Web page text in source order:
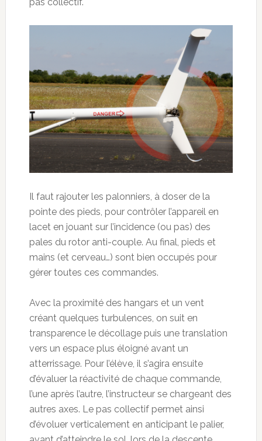
Il faut rajouter les palonniers, à doser de la
pointe des pieds, pour contrôler l’appareil en
lacet en jouant sur l’incidence (ou pas) des
pales du rotor anti-couple. Au final, pieds et
mains (et cerveau…) sont bien occupés pour
gérer toutes ces commandes.
Avec la proximité des hangars et un vent
créant quelques turbulences, on suit en
transparence le décollage puis une translation
vers un espace plus éloigné avant un
atterrissage. Pour l’élève, il s’agira ensuite
d’évaluer la réactivité de chaque commande,
l’une après l’autre, l’instructeur se chargeant des
autres axes. Le pas collectif permet ainsi
d’évoluer verticalement en anticipant le palier,